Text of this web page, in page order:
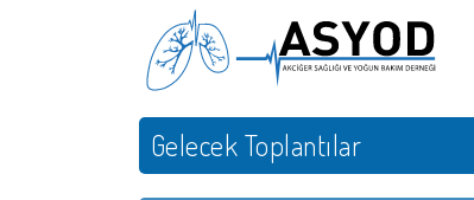
Gelecek Toplantılar